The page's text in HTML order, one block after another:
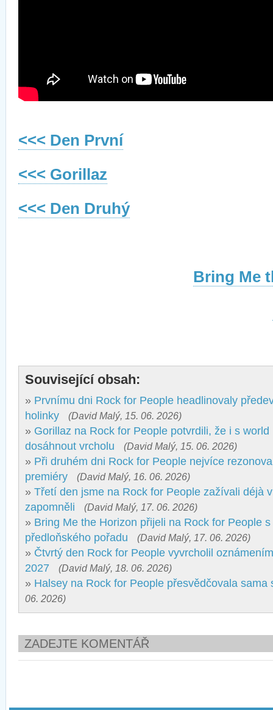
<<< Den První
<<< Gorillaz
<<< Den Druhý
Bring Me
Související obsah:
» Prvnímu dni Rock for People headlinovaly
holinky
(David Malý, 15. 06. 2026)
» Gorillaz na Rock for People potvrdili, že i s
dosáhnout vrcholu
(David Malý, 15. 06. 2026)
» Při druhém dni Rock for People nejvíce
premiéry
(David Malý, 16. 06. 2026)
» Třetí den jsme na Rock for People zažívali déjà
zapomněli
(David Malý, 17. 06. 2026)
» Bring Me the Horizon přijeli na Rock for People
předloňského pořadu
(David Malý, 17. 06. 2026)
» Čtvrtý den Rock for People vyvrcholil
2027
(David Malý, 18. 06. 2026)
» Halsey na Rock for People přesvědčovala sama
06. 2026)
ZADEJTE KOMENTÁŘ